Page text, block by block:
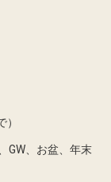
GW、お盆、年末